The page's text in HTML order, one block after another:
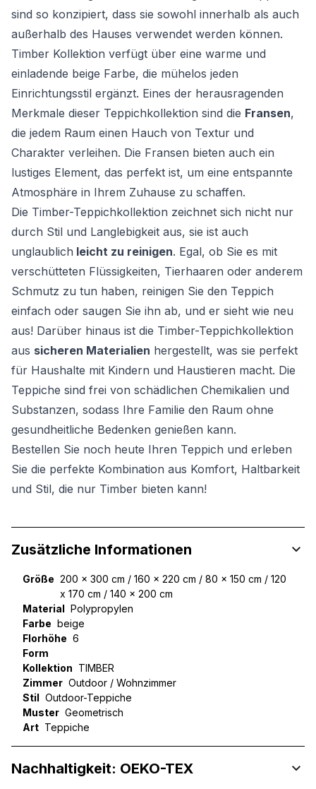
sind so konzipiert, dass sie sowohl innerhalb als auch
außerhalb des Hauses verwendet werden können.
Timber Kollektion verfügt über eine warme und
einladende beige Farbe, die mühelos jeden
Einrichtungsstil ergänzt. Eines der herausragenden
Merkmale dieser Teppichkollektion sind die Fransen,
die jedem Raum einen Hauch von Textur und
Charakter verleihen. Die Fransen bieten auch ein
lustiges Element, das perfekt ist, um eine entspannte
Atmosphäre in Ihrem Zuhause zu schaffen.
Die Timber-Teppichkollektion zeichnet sich nicht nur
durch Stil und Langlebigkeit aus, sie ist auch
unglaublich leicht zu reinigen. Egal, ob Sie es mit
verschütteten Flüssigkeiten, Tierhaaren oder anderem
Schmutz zu tun haben, reinigen Sie den Teppich
einfach oder saugen Sie ihn ab, und er sieht wie neu
aus! Darüber hinaus ist die Timber-Teppichkollektion
aus sicheren Materialien hergestellt, was sie perfekt
für Haushalte mit Kindern und Haustieren macht. Die
Teppiche sind frei von schädlichen Chemikalien und
Substanzen, sodass Ihre Familie den Raum ohne
gesundheitliche Bedenken genießen kann.
Bestellen Sie noch heute Ihren Teppich und erleben
Sie die perfekte Kombination aus Komfort, Haltbarkeit
und Stil, die nur Timber bieten kann!
Zusätzliche Informationen
Größe 200 x 300 cm / 160 x 220 cm / 80 x 150 cm / 120
x 170 cm / 140 x 200 cm
Material Polypropylen
Farbe beige
Florhöhe 6
Form
Kollektion TIMBER
Zimmer Outdoor / Wohnzimmer
Stil Outdoor-Teppiche
Muster Geometrisch
Art Teppiche
Nachhaltigkeit: OEKO-TEX